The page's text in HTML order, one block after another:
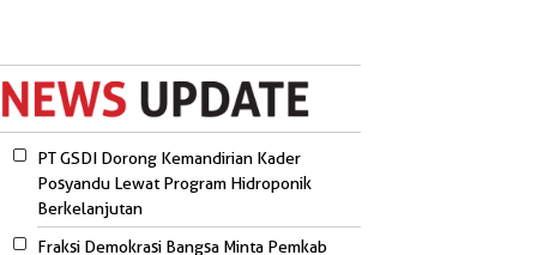
PT GSDI Dorong Kemandirian Kader
Posyandu Lewat Program Hidroponik
Berkelanjutan
Fraksi Demokrasi Bangsa Minta Pemkab